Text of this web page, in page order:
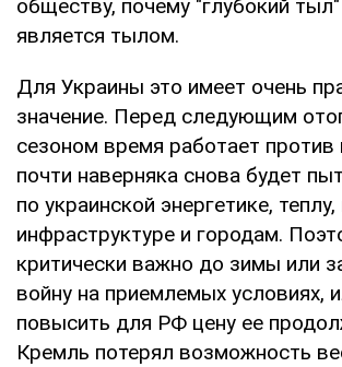
обществу, почему "глубокий
является тылом.
Для Украины это имеет очень
значение. Перед следующим
сезоном время работает против
почти наверняка снова будет
по украинской энергетике,
инфраструктуре и городам.
критически важно до зимы или
войну на приемлемых условиях,
повысить для РФ цену ее
Кремль потерял возможность